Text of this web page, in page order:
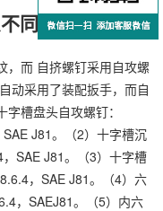
同
，而 自挤螺钉采用自攻螺
动采用了装配扳手，而自
槽盘头自攻螺钉：
J81。（2）十字槽沉
SAE J81。（3）十字槽
，SAE J81。（4）六
，SAEJ81。（5）内六